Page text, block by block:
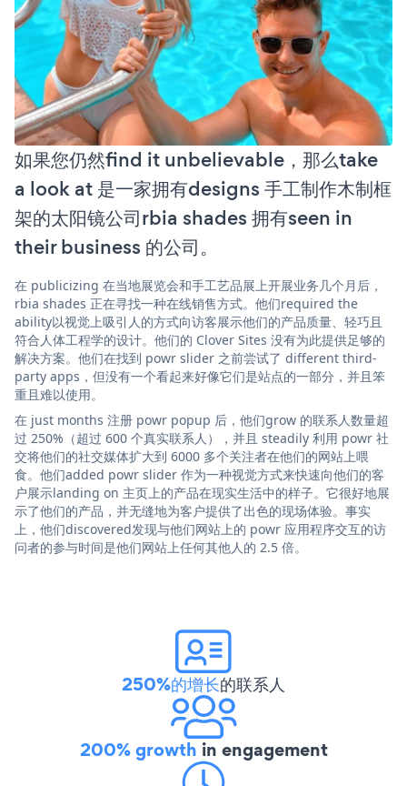
如果您仍然find it unbelievable，那么take
a look at 是一家拥有designs 手工制作木制框
架的太阳镜公司rbia shades 拥有seen in
their business 的公司。
在 publicizing 在当地展览会和手工艺品展上开展业务几个月后，
rbia shades 正在寻找一种在线销售方式。他们required the
ability以视觉上吸引人的方式向访客展示他们的产品质量、轻巧且
符合人体工程学的设计。他们的 Clover Sites 没有为此提供足够的
解决方案。他们在找到 powr slider 之前尝试了 different third-
party apps，但没有一个看起来好像它们是站点的一部分，并且笨
重且难以使用。
在 just months 注册 powr popup 后，他们grow 的联系人数量超
过 250%（超过 600 个真实联系人），并且 steadily 利用 powr 社
交将他们的社交媒体扩大到 6000 多个关注者在他们的网站上喂
食。他们added powr slider 作为一种视觉方式来快速向他们的客
户展示landing on 主页上的产品在现实生活中的样子。它很好地展
示了他们的产品，并无缝地为客户提供了出色的现场体验。事实
上，他们discovered发现与他们网站上的 powr 应用程序交互的访
问者的参与时间是他们网站上任何其他人的 2.5 倍。
250%的增长的联系人
200% growth in engagement